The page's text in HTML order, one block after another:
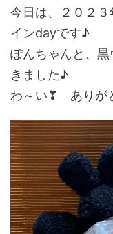
今日は、２０２
インdayです♪
ぽんちゃんと、
きました♪
わ～い❣ ありが